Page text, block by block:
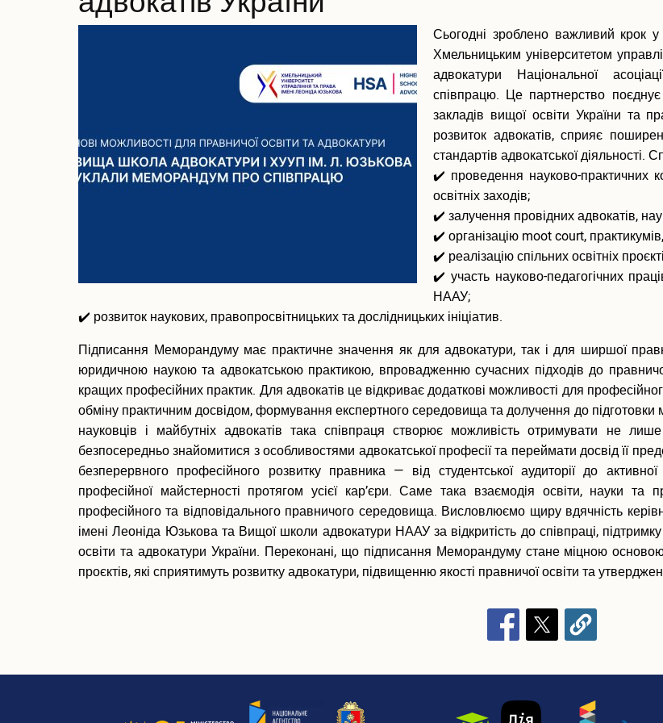
Сьогодні зроблено важливий крок
Хмельницьким університетом
адвокатури Національної
співпрацю. Це партнерство
закладів вищої освіти України та
розвиток адвокатів, сприяє
стандартів адвокатської діяльності.
✔️ проведення науково-практичних
освітніх заходів;
✔️ залучення провідних адвокатів,
✔️ організацію moot court,
✔️ реалізацію спільних освітніх
✔️ участь науково-педагогічних
НААУ;
✔️ розвиток наукових, правопросвітницьких та дослідницьких ініціатив.
Підписання Меморандуму має практичне значення як для адвокатури, так і для ширшої
юридичною наукою та адвокатською практикою, впровадженню сучасних підходів до
кращих професійних практик. Для адвокатів це відкриває додаткові можливості для
обміну практичним досвідом, формування експертного середовища та долучення до підготовки
науковців і майбутніх адвокатів така співпраця створює можливість отримувати не
безпосередньо знайомитися з особливостями адвокатської професії та переймати досвід її
безперервного професійного розвитку правника — від студентської аудиторії до
професійної майстерності протягом усієї кар’єри. Саме така взаємодія освіти, науки
професійного та відповідального правничого середовища. Висловлюємо щиру вдячність
імені Леоніда Юзькова та Вищої школи адвокатури НААУ за відкритість до співпраці, підтримку
освіти та адвокатури України. Переконані, що підписання Меморандуму стане міцною основою
проєктів, які сприятимуть розвитку адвокатури, підвищенню якості правничої освіти та